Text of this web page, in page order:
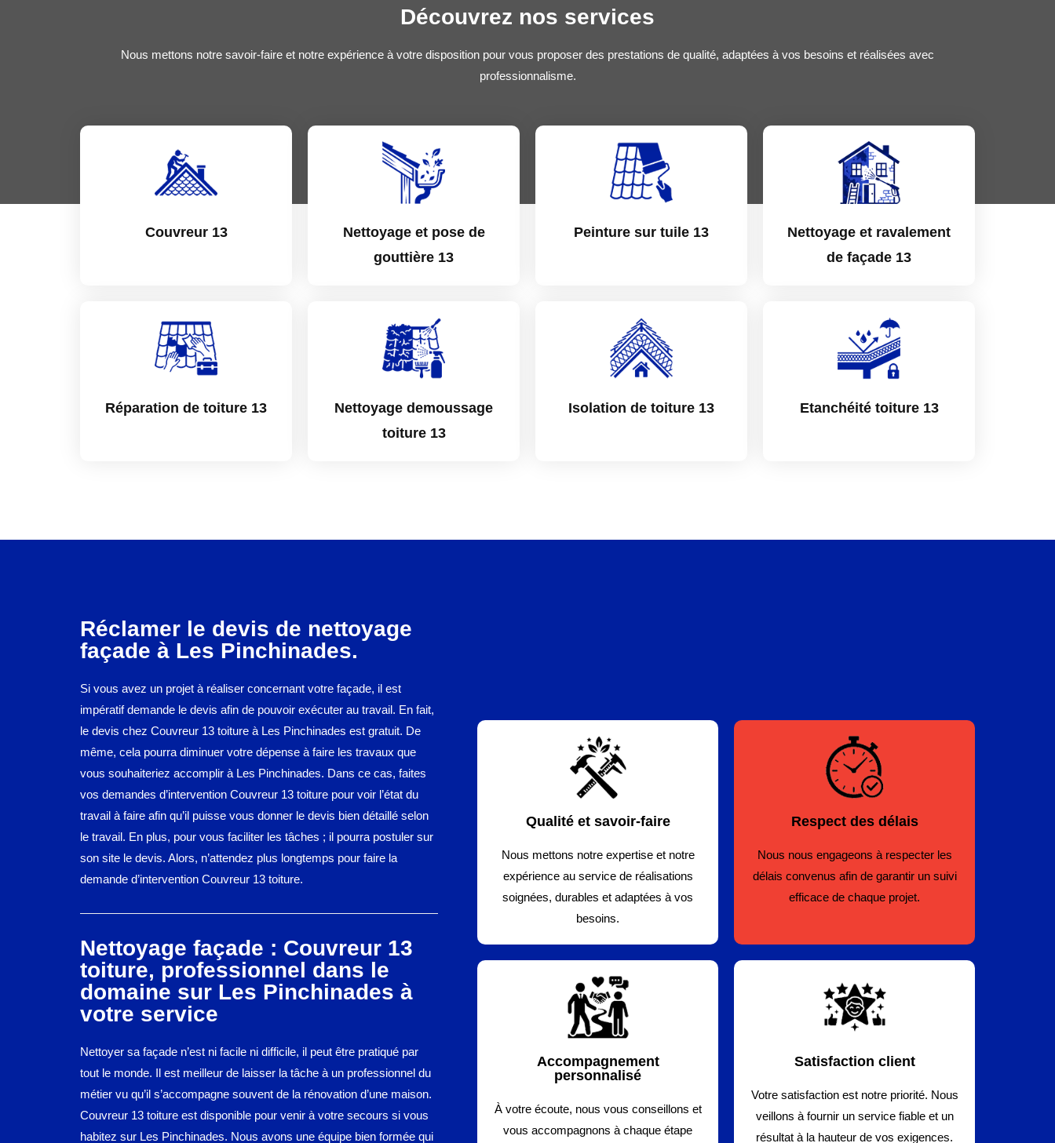
Découvrez nos services
Nous mettons notre savoir-faire et notre expérience à votre disposition pour vous proposer des prestations de qualité, adaptées à vos besoins et réalisées avec
professionnalisme.
Couvreur 13
Nettoyage et pose de
gouttière 13
Peinture sur tuile 13
Nettoyage et ravalement
de façade 13
Réparation de toiture 13
Nettoyage demoussage
toiture 13
Isolation de toiture 13 Etanchéité toiture 13
Réclamer le devis de nettoyage
façade à Les Pinchinades.
Si vous avez un projet à réaliser concernant votre façade, il est
impératif demande le devis afin de pouvoir exécuter au travail. En fait,
le devis chez Couvreur 13 toiture à Les Pinchinades est gratuit. De
même, cela pourra diminuer votre dépense à faire les travaux que
vous souhaiteriez accomplir à Les Pinchinades. Dans ce cas, faites
vos demandes d’intervention Couvreur 13 toiture pour voir l’état du
travail à faire afin qu’il puisse vous donner le devis bien détaillé selon
le travail. En plus, pour vous faciliter les tâches ; il pourra postuler sur
son site le devis. Alors, n’attendez plus longtemps pour faire la
demande d’intervention Couvreur 13 toiture.
Nettoyage façade : Couvreur 13
toiture, professionnel dans le
domaine sur Les Pinchinades à
votre service
Nettoyer sa façade n’est ni facile ni difficile, il peut être pratiqué par
tout le monde. Il est meilleur de laisser la tâche à un professionnel du
métier vu qu’il s’accompagne souvent de la rénovation d’une maison.
Couvreur 13 toiture est disponible pour venir à votre secours si vous
habitez sur Les Pinchinades. Nous avons une équipe bien formée qui
Qualité et savoir-faire
Nous mettons notre expertise et notre
expérience au service de réalisations
soignées, durables et adaptées à vos
besoins.
Respect des délais
Nous nous engageons à respecter les
délais convenus afin de garantir un suivi
efficace de chaque projet.
Accompagnement
personnalisé
À votre écoute, nous vous conseillons et
vous accompagnons à chaque étape
Satisfaction client
Votre satisfaction est notre priorité. Nous
veillons à fournir un service fiable et un
résultat à la hauteur de vos exigences.